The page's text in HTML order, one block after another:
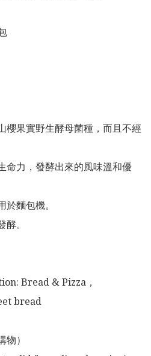
櫻果實野生酵母菌種，而且不經
命力，發酵出來的風味溫和優
麵包機。
。
Bread & Pizza，
bread
）